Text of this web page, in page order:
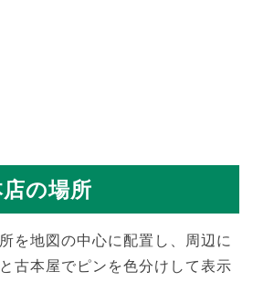
の場所
を地図の中心に配置し、周辺に
古本屋でピンを色分けして表示